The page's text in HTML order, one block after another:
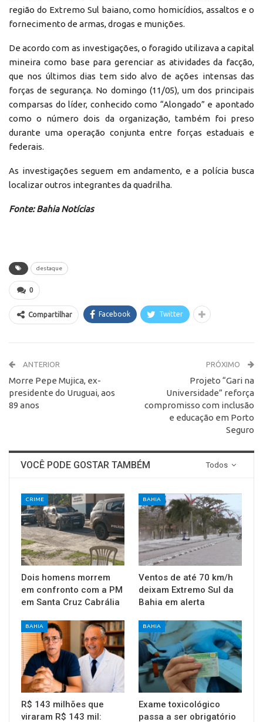
região do Extremo Sul baiano, como homicídios, assaltos e o
fornecimento de armas, drogas e munições.
De acordo com as investigações, o foragido utilizava a capital
mineira como base para gerenciar as atividades da facção,
que nos últimos dias tem sido alvo de ações intensas das
forças de segurança. No domingo (11/05), um dos principais
comparsas do líder, conhecido como “Alongado” e apontado
como o número dois da organização, também foi preso
durante uma operação conjunta entre forças estaduais e
federais.
As investigações seguem em andamento, e a polícia busca
localizar outros integrantes da quadrilha.
Fonte: Bahia Notícias
destaque
0
Compartilhar Facebook Twitter
ANTERIOR
Morre Pepe Mujica, ex-
presidente do Uruguai, aos
89 anos
PRÓXIMO
Projeto “Gari na
Universidade” reforça
compromisso com inclusão
e educação em Porto
Seguro
Todos
VOCÊ PODE GOSTAR TAMBÉM
CRIME
Dois homens morrem
em confronto com a PM
em Santa Cruz Cabrália
BAHIA
Ventos de até 70 km/h
deixam Extremo Sul da
Bahia em alerta
BAHIA
R$ 143 milhões que
viraram R$ 143 mil:
BAHIA
Exame toxicológico
passa a ser obrigatório